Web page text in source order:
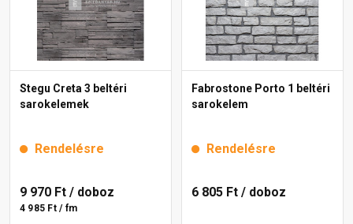
Stegu Creta 3 beltéri
sarokelemek
Rendelésre
9 970 Ft / doboz
4 985 Ft / fm
Fabrostone Porto 1 beltéri
sarokelem
Rendelésre
6 805 Ft / doboz